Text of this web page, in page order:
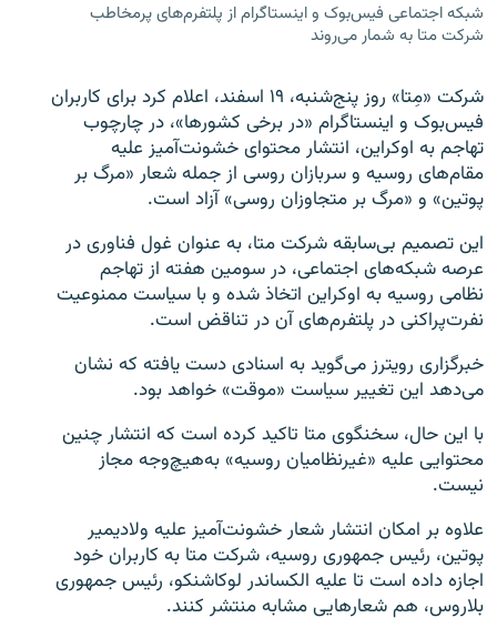
زبان‌های دیگر
شبکه اجتماعی فیس‌بوک و اینستاگرام از پلتفرم‌های پرمخاطب
شرکت متا به شمار می‌روند
شرکت «مِتا» روز پنج‌شنبه، ۱۹ اسفند، اعلام کرد برای کاربران
فیس‌بوک و اینستاگرام «در برخی کشورها»، در چارچوب
تهاجم به اوکراین، انتشار محتوای خشونت‌آمیز علیه
مقام‌های روسیه و سربازان روسی از جمله شعار «مرگ بر
پوتین» و «مرگ بر متجاوزان روسی» آزاد است.
این تصمیم بی‌سابقه شرکت متا، به عنوان غول فناوری در
عرصه شبکه‌های اجتماعی، در سومین هفته از تهاجم
نظامی روسیه به اوکراین اتخاذ شده و با سیاست ممنوعیت
نفرت‌پراکنی در پلتفرم‌های آن در تناقض است.
خبرگزاری رویترز می‌گوید به اسنادی دست یافته که نشان
می‌دهد این تغییر سیاست «موقت» خواهد بود.
با این حال، سخنگوی متا تاکید کرده است که انتشار چنین
محتوایی علیه «غیرنظامیان روسیه» به‌هیچ‌وجه مجاز
نیست.
علاوه‌ بر امکان انتشار شعار خشونت‌آمیز علیه ولادیمیر
پوتین، رئیس جمهوری روسیه، شرکت متا به کاربران خود
اجازه داده است تا علیه الکساندر لوکاشنکو، رئیس جمهوری
بلاروس، هم شعارهایی مشابه منتشر کنند.